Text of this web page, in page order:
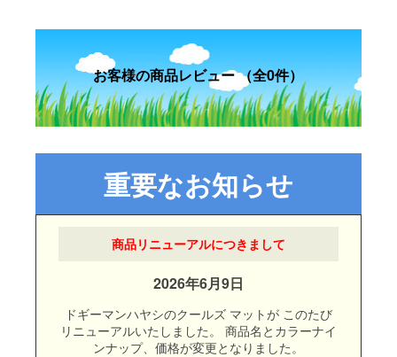
お客様の商品レビュー （全0件）
商品リニューアルにつきまして
2026年6月9日
ドギーマンハヤシのクールズ マットが このたび
リニューアルいたしました。
商品名とカラーナイ
ンナップ、価格が変更となりました。